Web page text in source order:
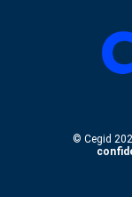
© Cegid